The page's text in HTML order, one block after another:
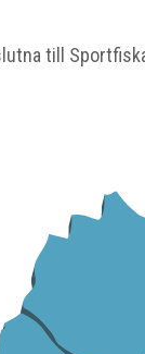
till